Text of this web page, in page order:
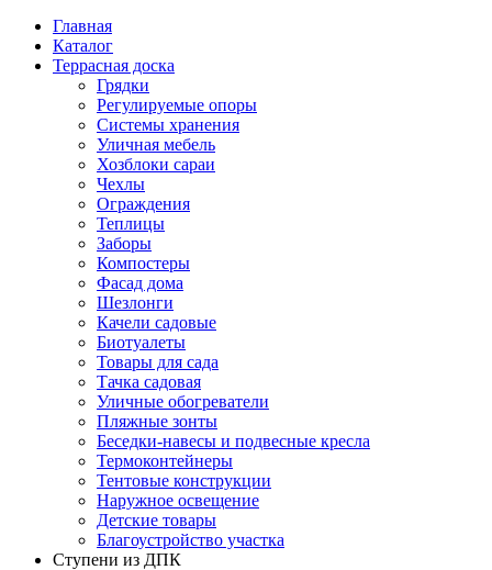
Главная
Каталог
Террасная доска
Грядки
Регулируемые опоры
Системы хранения
Уличная мебель
Хозблоки сараи
Чехлы
Ограждения
Теплицы
Заборы
Компостеры
Фасад дома
Шезлонги
Качели садовые
Биотуалеты
Товары для сада
Тачка садовая
Уличные обогреватели
Пляжные зонты
Беседки-навесы и подвесные кресла
Термоконтейнеры
Тентовые конструкции
Наружное освещение
Детские товары
Благоустройство участка
Ступени из ДПК